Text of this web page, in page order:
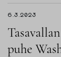
6.3.2023
puhe